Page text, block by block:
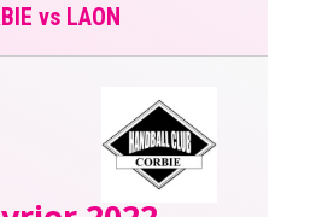
vs LAON